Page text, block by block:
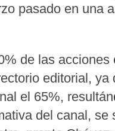
pasado en una
de las acciones
editorial,
el 65%,
del canal, se